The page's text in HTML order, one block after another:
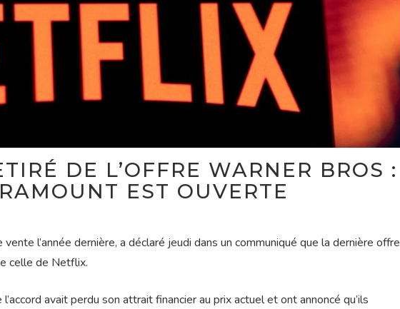
DE L’OFFRE WARNER BROS :
EST OUVERTE
l’année dernière, a déclaré jeudi dans un communiqué que la dernière offre
celle de Netflix.
avait perdu son attrait financier au prix actuel et ont annoncé qu’ils